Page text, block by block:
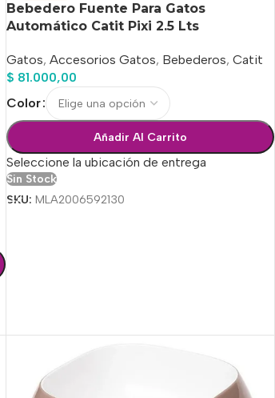
Bebedero Fuente Para Gatos
Automático Catit Pixi 2.5 Lts
Gatos, Accesorios Gatos, Bebederos, Catit
$ 81.000,00
Color
Añadir Al Carrito
Seleccione la ubicación de entrega
Sin Stock
SKU:MLA2006592130